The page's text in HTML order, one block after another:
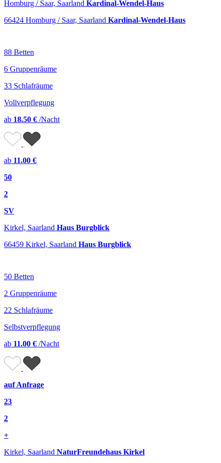
Homburg / Saar, Saarland Kardinal-Wendel-Haus
66424 Homburg / Saar, Saarland Kardinal-Wendel-Haus
88 Betten
6 Gruppenräume
33 Schlafräume
Vollverpflegung
ab 18.50 € /Nacht
ab 11.00 €
50
2
SV
Kirkel, Saarland Haus Burgblick
66459 Kirkel, Saarland Haus Burgblick
50 Betten
2 Gruppenräume
22 Schlafräume
Selbstverpflegung
ab 11.00 € /Nacht
auf Anfrage
23
2
+
Kirkel, Saarland NaturFreundehaus Kirkel